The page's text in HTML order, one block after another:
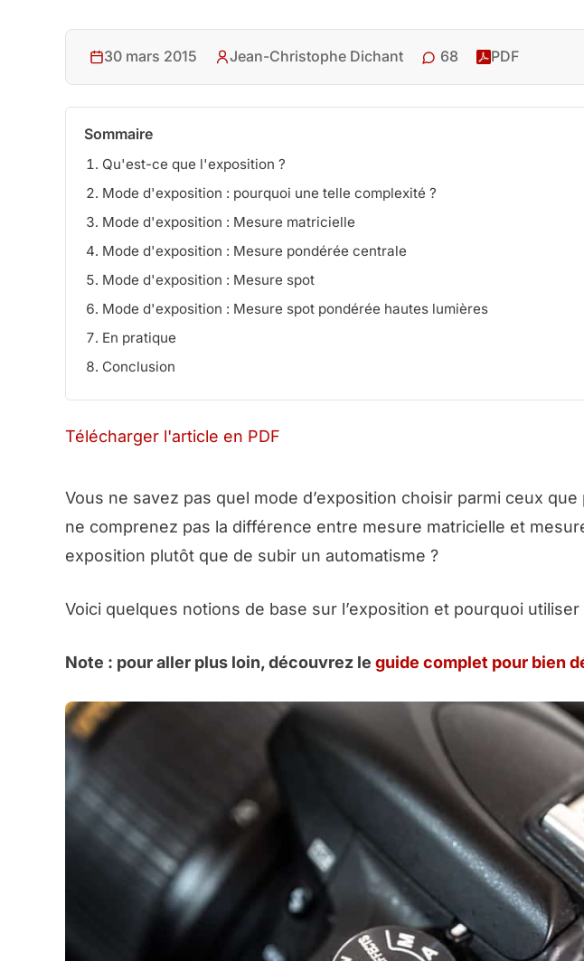
30 mars 2015 Jean-Christophe Dichant 68 PDF
Sommaire
Qu'est-ce que l'exposition ?
Mode d'exposition : pourquoi une telle complexité ?
Mode d'exposition : Mesure matricielle
Mode d'exposition : Mesure pondérée centrale
Mode d'exposition : Mesure spot
Mode d'exposition : Mesure spot pondérée hautes lumières
En pratique
Conclusion
Télécharger l'article en PDF
Vous ne savez pas quel mode d’exposition choisir parmi ceux
ne comprenez pas la différence entre mesure matricielle et
exposition plutôt que de subir un automatisme ?
Voici quelques notions de base sur l’exposition et pourquoi
Note : pour aller plus loin, découvrez le guide complet pour bien